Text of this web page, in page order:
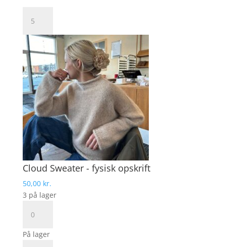
Kid
Silk
Mohair
antal
Cloud Sweater - fysisk opskrift
50,00 kr.
3 på lager
Sweater
fysisk
På lager